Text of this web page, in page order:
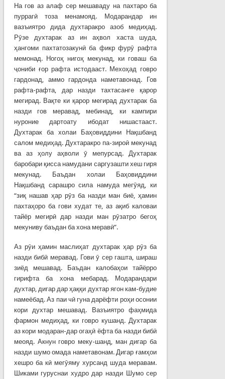
На гов аз алаф сер мешаваду на пахтаро ба
пуррагӣ тоза менамояд. Модарандар ин
вазъиятро дида духтаракро азоб медиҳад.
Рӯзе духтарак аз ин аҳвол хаста шуда,
ҳангоми пахтатозакунӣ ба фикр фурӯ рафта
мемонад. Ногоҳ нигоҳ мекунад, ки говаш ба
ҷониби ғор рафта истодааст. Мехоҳад говро
гардонад, аммо гардонда наметавонад. Гов
рафта-рафта, дар назди тахтасанге қарор
мегирад. Вақте ки қарор мегирад духтарак ба
назди гов меравад, мебинад, ки кампири
нуроние дартоату ибодат нишастааст.
Духтарак ба холаи Баҳовиддини Нақшбанд
салом медиҳад. Духтаракро па-зироӣ мекунад
ва аз ҳолу аҳволи ӯ мепурсад. Духтарак
баробари қисса намудани саргузашти хеш гиря
мекунад. Баъдан холаи Баҳовиддини
Нақшбанд сарашро сила намуда мегӯяд, ки
“зиқ нашав ҳар рӯз ба назди ман биё, ҳамин
пахтаҳоро ба гови худат те, аз ақиб каловаи
тайёр мегирӣ дар назди ман рӯзатро бегоҳ
мекуниву баъдан ба хона меравӣ”.
Аз рӯи ҳамин маслиҳат духтарак ҳар рӯз ба
назди бибӣ меравад. Гови ӯ сер гашта, шираш
зиёд мешавад. Баъдан калобаҳои тайёрро
гирифта ба хона мебарад. Модарандари
духтар, дигар дар ҳаққи духтар ягон кам-будие
намеёбад. Аз паи чӣ гуна дарёфти роҳи осонии
кори духтар мешавад. Вазъиятро фаҳмида
фармон медиҳад, ки говро кушанд. Духтарак
аз кори модаран-дар огаҳӣ ёфта ба назди бибӣ
меояд. Акнун говро меку-шанд, ман дигар ба
назди шумо омада наметавонам. Дигар ғамҳои
хешро ба кӣ мегӯяму хурсанд шуда меравам.
Шиками гуруснаи худро дар назди Шумо сер